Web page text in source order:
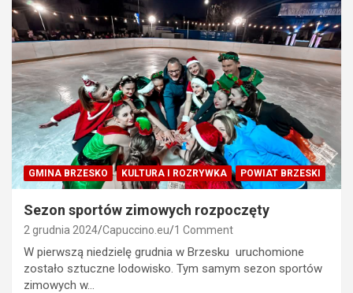
GMINA BRZESKO KULTURA I ROZRYWKA POWIAT BRZESKI
Sezon sportów zimowych rozpoczęty
2 grudnia 2024 Capuccino.eu 1 Comment
W pierwszą niedzielę grudnia w Brzesku uruchomione
zostało sztuczne lodowisko. Tym samym sezon sportów
zimowych w…